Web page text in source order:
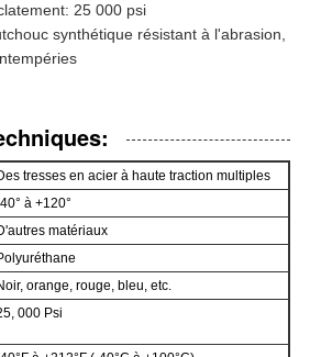
25 000 psi
synthétique résistant à l'abrasion,
tresses en acier à haute traction multiples
à +120°
matériaux
orange, rouge, bleu, etc.
000 Psi